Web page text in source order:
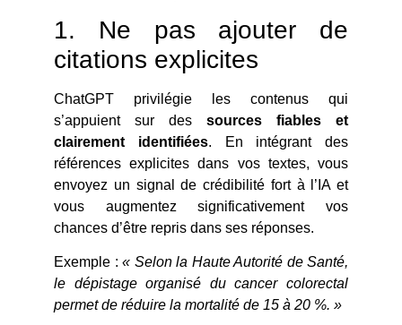
1. Ne pas ajouter de
citations explicites
ChatGPT privilégie les contenus qui
s’appuient sur des sources fiables et
clairement identifiées. En intégrant des
références explicites dans vos textes, vous
envoyez un signal de crédibilité fort à l’IA et
vous augmentez significativement vos
chances d’être repris dans ses réponses.
Exemple : « Selon la Haute Autorité de Santé,
le dépistage organisé du cancer colorectal
permet de réduire la mortalité de 15 à 20 %. »